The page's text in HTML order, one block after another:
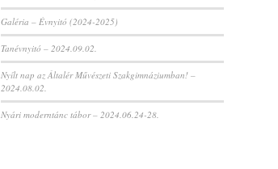
Galéria – Évnyitó (2024-2025)
Tanévnyitó – 2024.09.02.
Nyílt nap az Általér Művészeti Szakgimnáziumban! –
2024.08.02.
Nyári moderntánc tábor – 2024.06.24-28.